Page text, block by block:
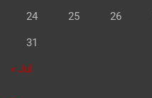
24 25 26
31
« Jul